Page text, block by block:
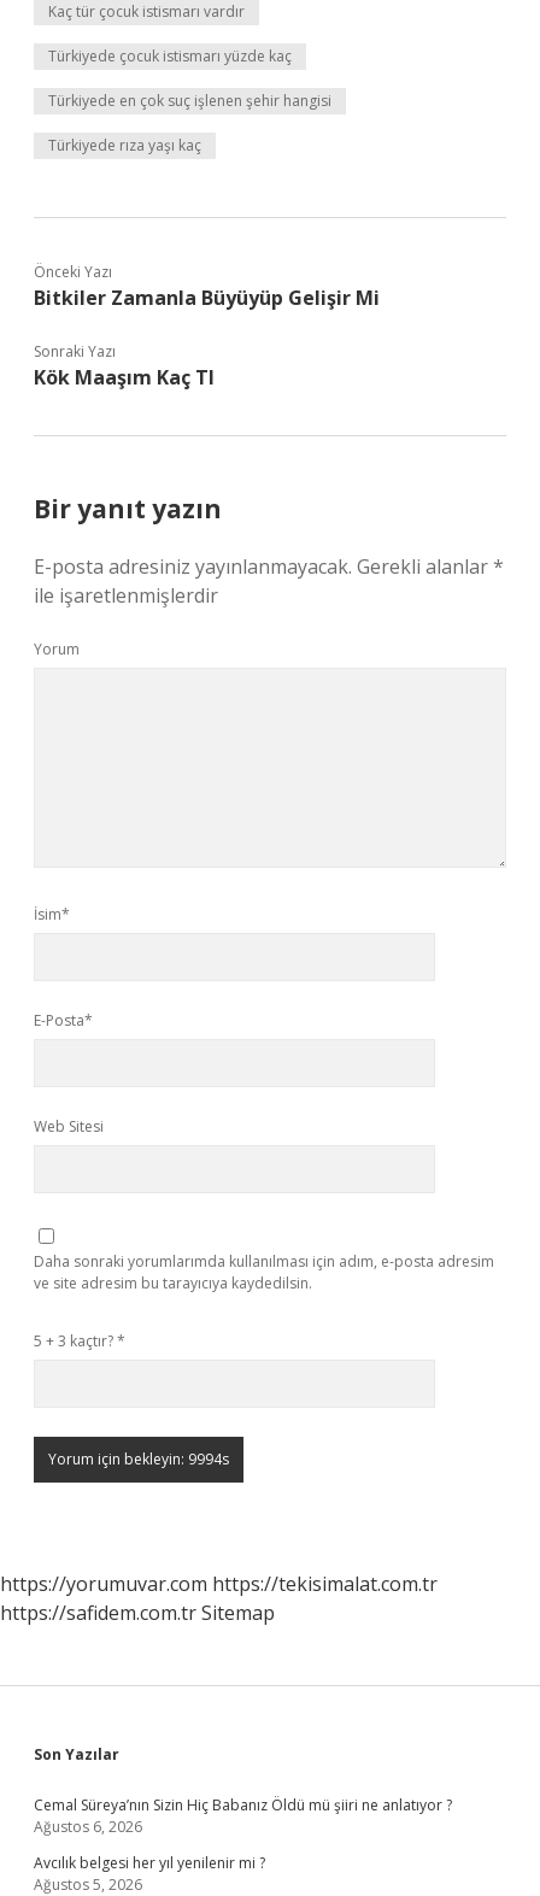
Kaç tür çocuk istismarı vardır
Türkiyede çocuk istismarı yüzde kaç
Türkiyede en çok suç işlenen şehir hangisi
Türkiyede rıza yaşı kaç
Önceki Yazı
Bitkiler Zamanla Büyüyüp Gelişir Mi
Sonraki Yazı
Kök Maaşım Kaç Tl
Bir yanıt yazın
E-posta adresiniz yayınlanmayacak. Gerekli alanlar*
ile işaretlenmişlerdir
Yorum
İsim*
E-Posta*
Web Sitesi
Daha sonraki yorumlarımda kullanılması için adım, e-posta adresim
ve site adresim bu tarayıcıya kaydedilsin.
5 + 3 kaçtır?*
https://yorumuvar.com https://tekisimalat.com.tr
https://safidem.com.trSitemap
Sidebar
Son Yazılar
Cemal Süreya’nın Sizin Hiç Babanız Öldü mü şiiri ne anlatıyor ?
Ağustos 6, 2026
Avcılık belgesi her yıl yenilenir mi ?
Ağustos 5, 2026